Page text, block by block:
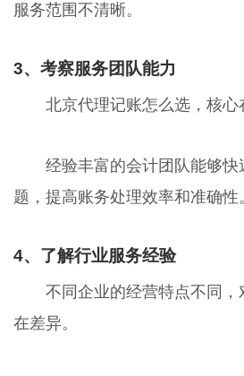
服务范围不清晰。
3、考察服务团队能力
北京代理记账怎么选，核心
经验丰富的会计团队能够快
题，提高账务处理效率和准确性
4、了解行业服务经验
不同企业的经营特点不同
在差异。